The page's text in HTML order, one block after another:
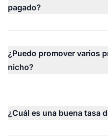
pagado?
¿Puedo promover varios
nicho?
¿Cuál es una buena tasa